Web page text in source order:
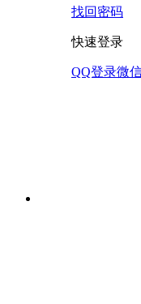
找回密码
快速登录
QQ登录微